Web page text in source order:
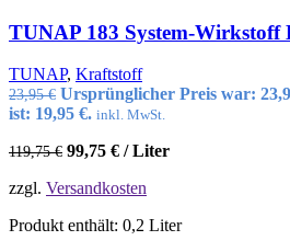
TUNAP 183 System-Wirkstoff
TUNAP, Kraftstoff
23,95€ Ursprünglicher Preis war:
ist: 19,95 €. inkl. MwSt.
119,75€ 99,75 € /Liter
zzgl. Versandkosten
Produkt enthält: 0,2 Liter